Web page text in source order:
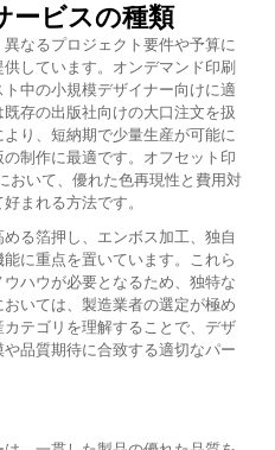
ービスの種類
なるプロジェクト要件や予算に
しています。オンデマンド印刷
中の小規模デザイナー向けに適
存の出版社向けの大口注文を扱
り、短納期で少量生産が可能に
制作に最適です。オフセット印
おいて、優れた色再現性と費用対
まれる方法です。
る箔押し、エンボス加工、独自
に重点を置いています。これら
ハウが必要となるため、独特な
いては、製造業者の選定が極め
テゴリを理解することで、デザ
品質期待に合致する適切なパー